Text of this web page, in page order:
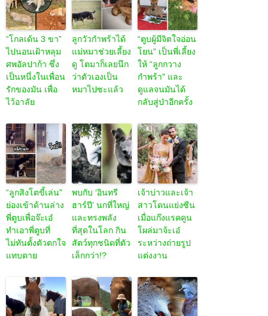
“โกลเด้น 3 ขา”
ไปนอนเฝ้าหลุม
ศพอัลปาก้า ซึ่ง
เป็นหนึ่งในเพื่อน
รักของมัน เพื่อ
ไว้อาลัย
ลูกวัวกำพร้าได้
แม่หมาช่วยเลี้ยง
ดู โตมาก็เลยนึก
ว่าตัวเองเป็น
หมาไปซะแล้ว
“ตูบผู้มีจิตใจอ่อน
โยน” เป็นพี่เลี้ยง
ให้ “ลูกกวาง
กำพร้า” และ
ดูแลจนมันได้
กลับสู่ป่าอีกครั้ง
“ลูกสิงโตขี้เล่น”
ย่องเข้าด้านล่าง
พี่ตูบเพื่อจ๊ะเอ๋
ทำเอาพี่ตูบที่
ไม่ทันตั้งตัวตกใจ
แทบตาย
พบกับ ‘อินทรี
ฮาร์ปี’ นกที่ใหญ่
และทรงพลัง
ที่สุดในโลก กิน
สัตว์ทุกชนิดที่ตัว
เล็กกว่า!?
เจ้าบ่าวและเจ้า
สาวโดนแย่งซีน
เมื่อแก๊งแรคคูน
โผล่มาจ้ะเอ๋
ระหว่างถ่ายรูป
แต่งงาน